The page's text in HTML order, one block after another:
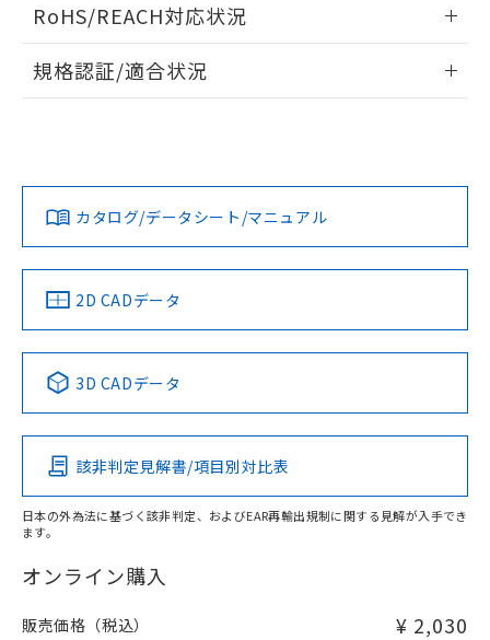
ドすることができます。
ログイン/会員登録
ダウンロードデータをご利用いただく前に、以下を必ずお読
みください。
ソフトウェアの使用条件
RoHS/REACH対応状況
EU RoHS 注意事項・凡例
対応済み
中国 RoHS 注意事項・凡例
Pb Hg Cd Cr(VI)
O
在庫等で未対応品が混在する可能性があります。
問い合わせください。
規格認証/適合状況
カタログ/データシート/マニュアル
2D CADデータ
3D CADデータ
該非判定見解書/項目別対比表
日本の外為法に基づく該非判定、およびEAR再輸出規制に関する見解が入手でき
ます。
オンライン購入
販売価格（税込） ¥ 2,030
物質の対応では、対応完了までの期間は出
荷製品に未対応品が混在することから備考
欄に対応日を記載しておりました。
既に当社にて対応品への在庫切替を完了